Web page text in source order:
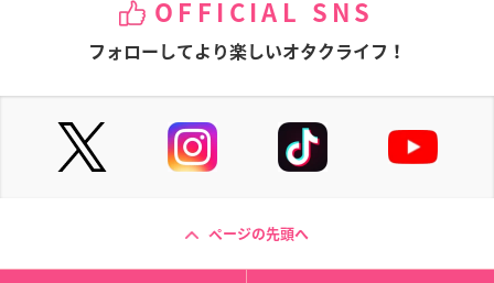
OFFICIAL SNS
フォローしてより楽しいオタクライフ！
ページの先頭へ